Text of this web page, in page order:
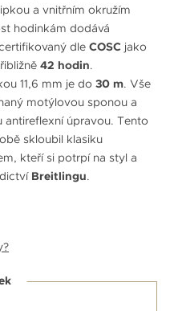
a vnitřním okružím
hodinkám dodává
dle COSC jako
42 hodin.
11,6 mm je do 30 m. Vše
motýlovou sponou a
antireflexní úpravou. Tento
skloubil klasiku
kteří si potrpí na styl a
Breitlingu.